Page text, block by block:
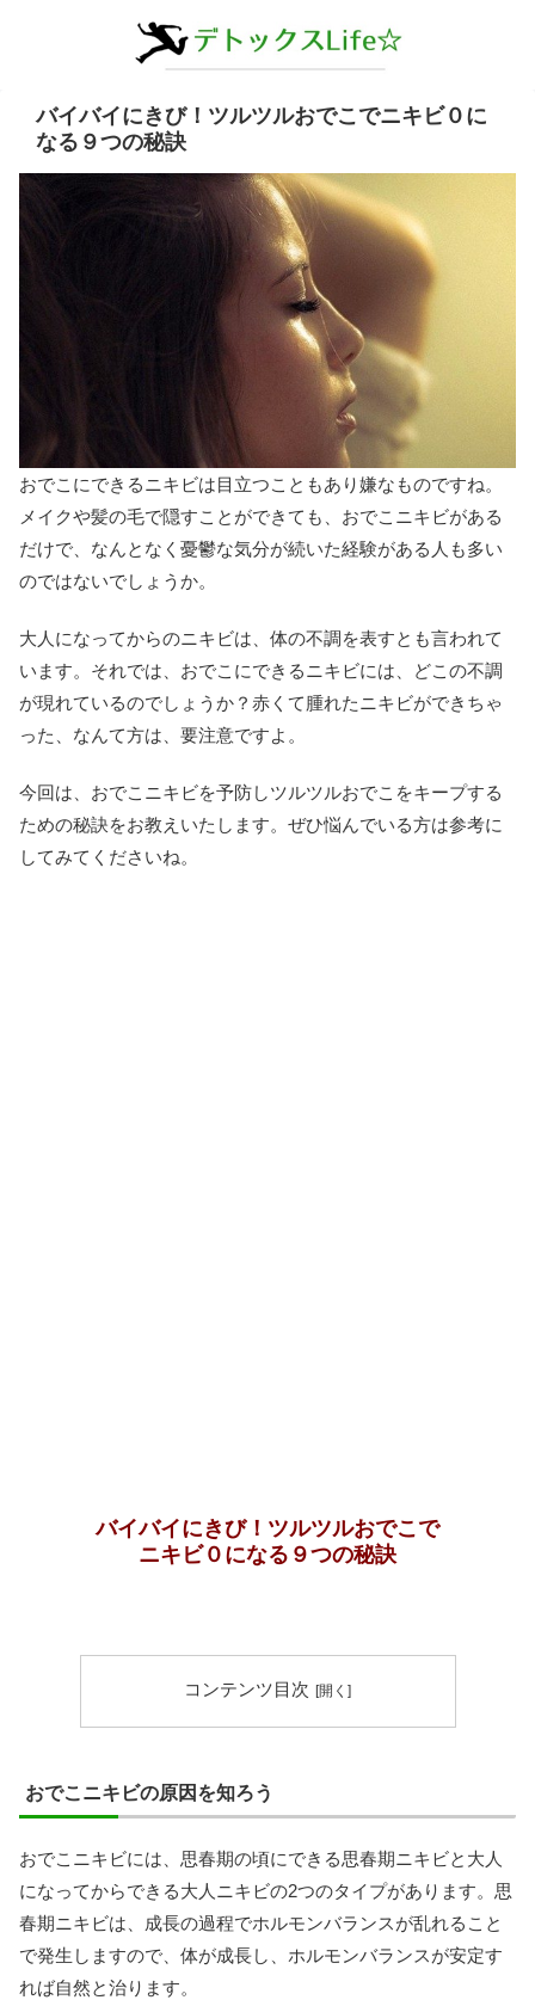
バイバイにきび！ツルツルおでこでニキビ０に
なる９つの秘訣
おでこにできるニキビは目立つこともあり嫌なものですね。
メイクや髪の毛で隠すことができても、おでこニキビがある
だけで、なんとなく憂鬱な気分が続いた経験がある人も多い
のではないでしょうか。
大人になってからのニキビは、体の不調を表すとも言われて
います。それでは、おでこにできるニキビには、どこの不調
が現れているのでしょうか？赤くて腫れたニキビができちゃ
った、なんて方は、要注意ですよ。
今回は、おでこニキビを予防しツルツルおでこをキープする
ための秘訣をお教えいたします。ぜひ悩んでいる方は参考に
してみてくださいね。
バイバイにきび！ツルツルおでこで
ニキビ０になる９つの秘訣
コンテンツ目次
おでこニキビの原因を知ろう
おでこニキビには、思春期の頃にできる思春期ニキビと大人
になってからできる大人ニキビの2つのタイプがあります。思
春期ニキビは、成長の過程でホルモンバランスが乱れること
で発生しますので、体が成長し、ホルモンバランスが安定す
れば自然と治ります。